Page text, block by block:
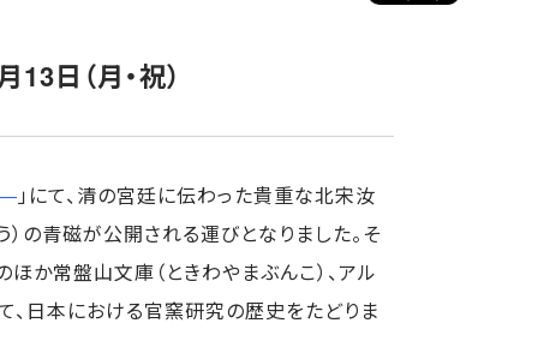
日（月・祝）
―」にて、清の宮廷に伝わった貴重な北宋汝
）の青磁が公開される運びとなりました。そ
か常盤山文庫（ときわやまぶんこ）、アル
日本における官窯研究の歴史をたどりま